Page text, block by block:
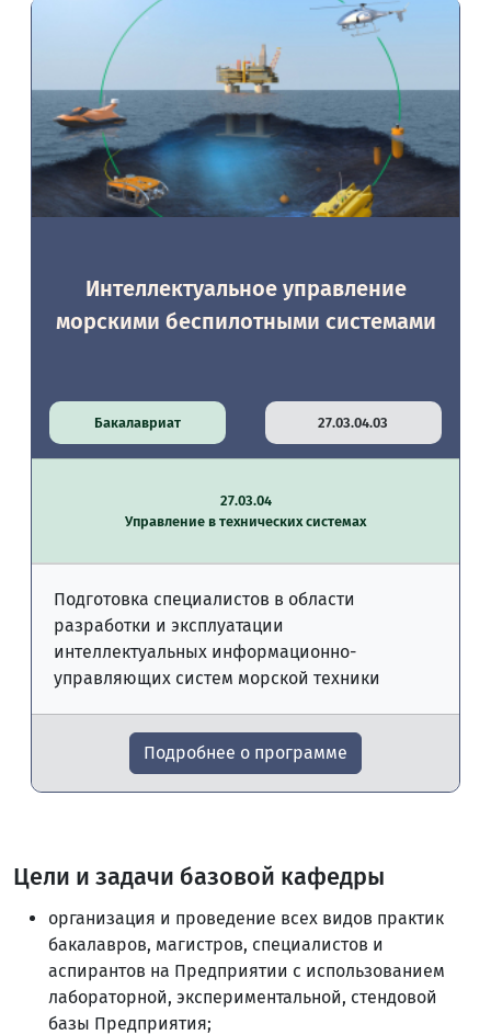
Интеллектуальное управление
морскими беспилотными системами
Бакалавриат 27.03.04.03
27.03.04
Управление в технических системах
Подготовка специалистов в области
разработки и эксплуатации
интеллектуальных информационно-
управляющих систем морской техники
Подробнее о программе
Цели и задачи базовой кафедры
организация и проведение всех видов практик
бакалавров, магистров, специалистов и
аспирантов на Предприятии с использованием
лабораторной, экспериментальной, стендовой
базы Предприятия;